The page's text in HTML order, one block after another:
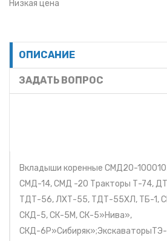
Низкая цена
ОПИСАНИЕ
ЗАДАТЬ ВОПРОС
Вкладыши коренные СМД20-
СМД-14, СМД -20 Тракторы Т-74,
ТДТ-56, ЛХТ-55, ТДТ-55ХЛ, ТБ-1,
СКД-5, СК-5М, СК-5»Нива»,
СКД-